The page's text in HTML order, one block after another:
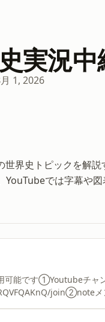
実況中
1, 2026
世界史トピックを解
では字幕や図
可能です①Youtubeチャ
join②noteメ